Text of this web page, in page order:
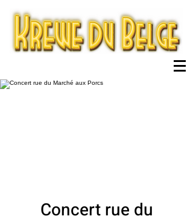
Concert rue du